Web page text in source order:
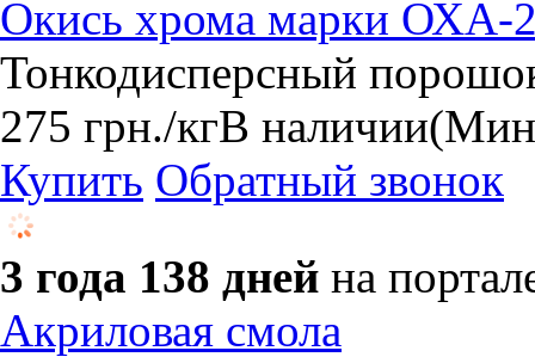
​Окись хрома марки ОХА-
Тонкодисперсный
275 грн./кгВ наличии
Купить Обратный звонок
3 года 138 дней на
Акриловая смола